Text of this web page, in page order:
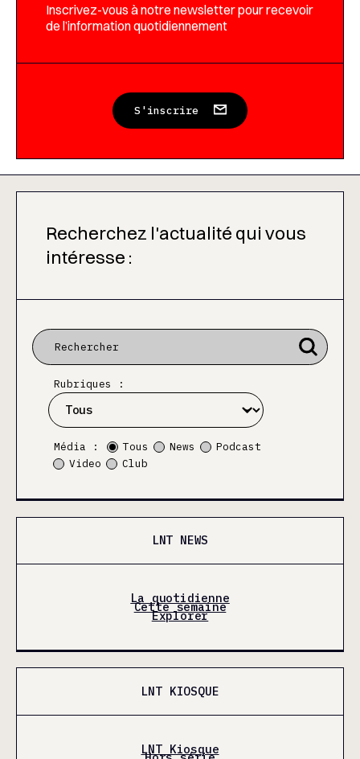
Inscrivez-vous à notre newsletter pour recevoir
de l’information quotidiennement
S'inscrire
Recherchez l'actualité qui vous
intéresse :
Rubriques :
Média : Tous News
Podcast
Video
Club
LNT NEWS
La quotidienne
Cette semaine
Explorer
LNT KIOSQUE
LNT Kiosque